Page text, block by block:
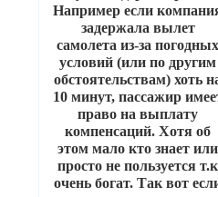
Например если
задержала вылет
самолета из-за
условий (или по другим
обстоятельствам) хоть
10 минут, пассажир
право на выплату
компенсаций. Хотя об
этом мало кто знает или
просто не пользуется т.к
очень богат. Так вот